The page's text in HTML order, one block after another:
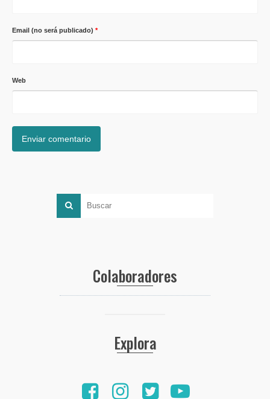
Email (no será publicado) *
Web
Colaboradores
Explora